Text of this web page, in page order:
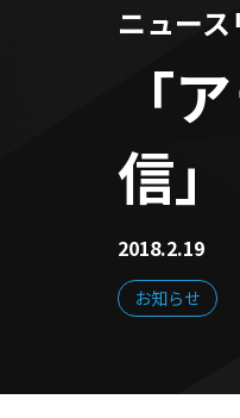
ニュー
「
信
2018.2.19
お知らせ